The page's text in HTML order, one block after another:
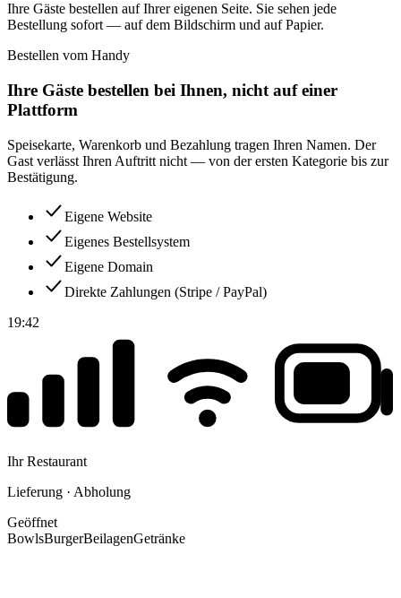
Ihre Gäste bestellen auf Ihrer eigenen Seite. Sie sehen jede
Bestellung sofort — auf dem Bildschirm und auf Papier.
Bestellen vom Handy
Ihre Gäste bestellen bei Ihnen, nicht auf einer
Plattform
Speisekarte, Warenkorb und Bezahlung tragen Ihren Namen. Der
Gast verlässt Ihren Auftritt nicht — von der ersten Kategorie bis zur
Bestätigung.
Eigene Website
Eigenes Bestellsystem
Eigene Domain
Direkte Zahlungen (Stripe / PayPal)
19:42
Ihr Restaurant
Lieferung · Abholung
Geöffnet
BowlsBurgerBeilagenGetränke